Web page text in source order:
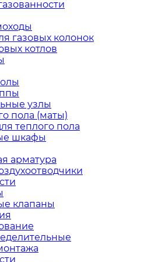
газовых колонок
котлов
узлы
пола (маты)
теплого пола
шкафы
арматура
клапаны